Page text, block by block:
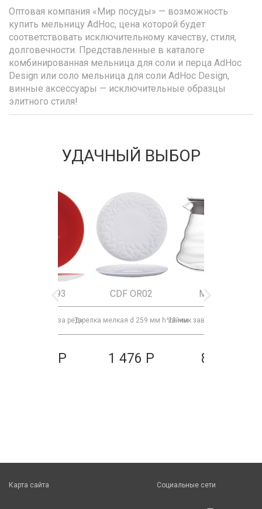
Оптовая компания «Мир посуды» — возможность
купить мельницу AdHoc, цена которой будет
соответствовать исключительному качеству, стиля,
долговечности. Представленные в каталоге
комбинированная мельница для соли и перца AdHoc
Design или соло мельница для соли AdHoc Design,
винные аксессуары — исключительные образцы
элитного стиля!
УДАЧНЫЙ ВЫБОР
9023 C093
Тарелка «Фиренза ред»
1 010 Р
CDF OR02
Тарелка мелкая d 259 мм h 23 мм
1 476 Р
MK15165
Чайник заварочный с
879 Р
Карта сайта Социальные сети